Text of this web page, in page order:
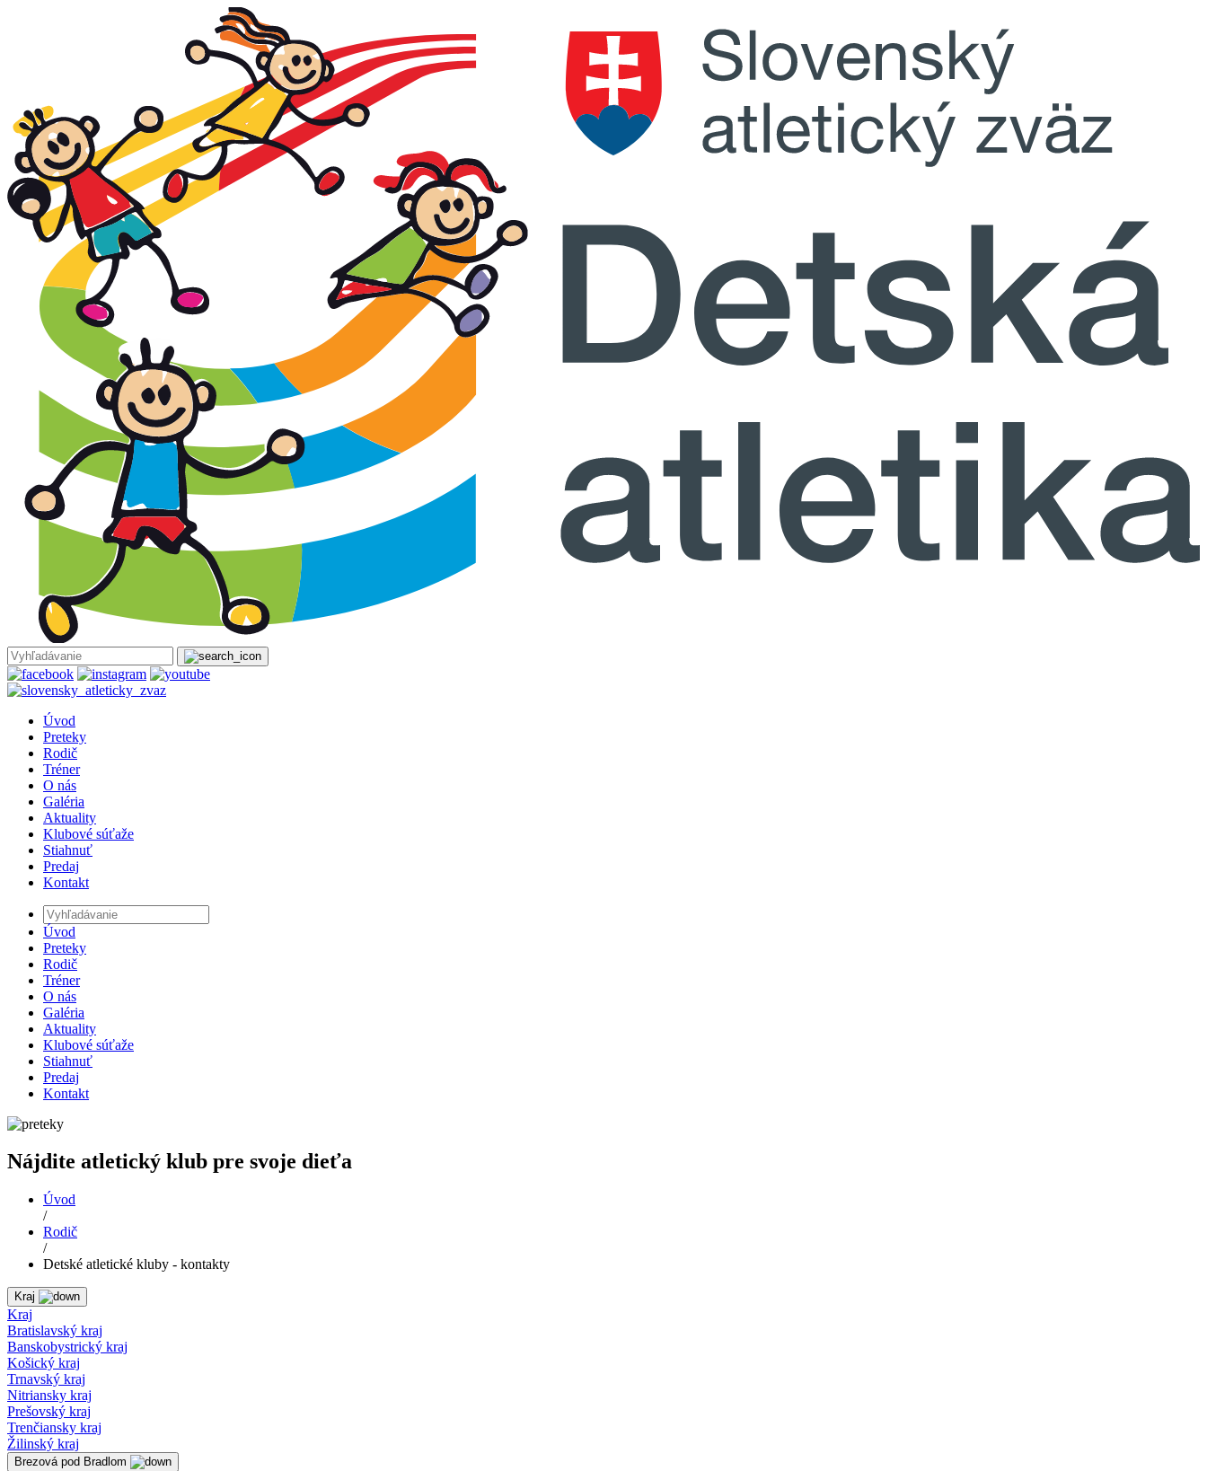
Úvod
Preteky
Rodič
Tréner
O nás
Galéria
Aktuality
Klubové súťaže
Stiahnuť
Predaj
Kontakt
Úvod
Preteky
Rodič
Tréner
O nás
Galéria
Aktuality
Klubové súťaže
Stiahnuť
Predaj
Kontakt
Nájdite atletický klub pre svoje dieťa
Úvod
/
Rodič
/
Detské atletické kluby - kontakty
Kraj
Kraj
Bratislavský kraj
Banskobystrický kraj
Košický kraj
Trnavský kraj
Nitriansky kraj
Prešovský kraj
Trenčiansky kraj
Žilinský kraj
Brezová pod Bradlom